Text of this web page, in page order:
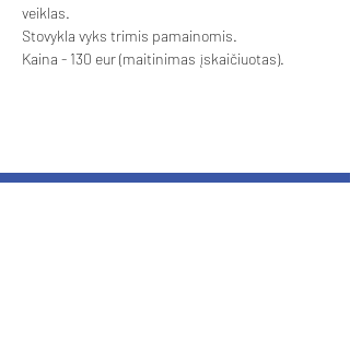
veiklas.
Stovykla vyks trimis pamainomis.
Kaina - 130 eur (maitinimas įskaičiuotas).